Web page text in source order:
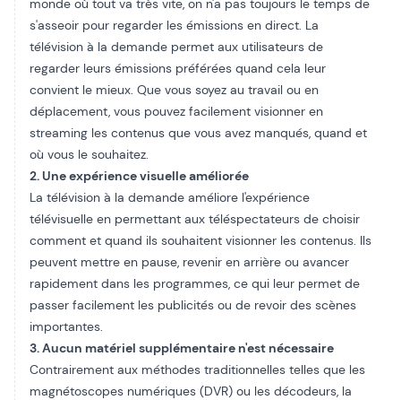
monde où tout va très vite, on n'a pas toujours le temps de
s'asseoir pour regarder les émissions en direct. La
télévision à la demande permet aux utilisateurs de
regarder leurs émissions préférées quand cela leur
convient le mieux. Que vous soyez au travail ou en
déplacement, vous pouvez facilement visionner en
streaming les contenus que vous avez manqués, quand et
où vous le souhaitez.
2. Une expérience visuelle améliorée
La télévision à la demande améliore l'expérience
télévisuelle en permettant aux téléspectateurs de choisir
comment et quand ils souhaitent visionner les contenus. Ils
peuvent mettre en pause, revenir en arrière ou avancer
rapidement dans les programmes, ce qui leur permet de
passer facilement les publicités ou de revoir des scènes
importantes.
3. Aucun matériel supplémentaire n'est nécessaire
Contrairement aux méthodes traditionnelles telles que les
magnétoscopes numériques (DVR) ou les décodeurs, la